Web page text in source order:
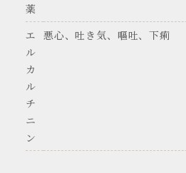
薬
エ
ル
カ
ル
チ
ニ
ン
悪心、吐き気、嘔吐、下痢